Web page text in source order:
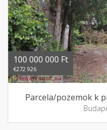
100 000 000 Ft
€272 926
Parcela/pozemok k